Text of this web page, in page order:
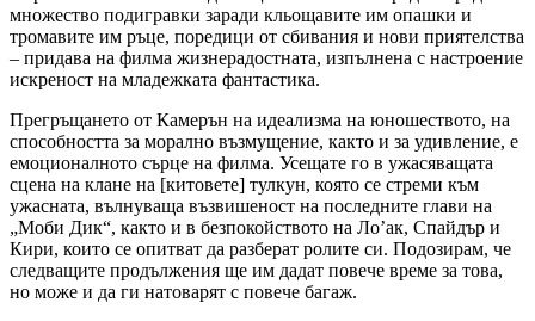
множество подигравки заради кльощавите им опашки и
тромавите им ръце, поредици от сбивания и нови приятелства
– придава на филма жизнерадостната, изпълнена с настроение
искреност на младежката фантастика.
Прегръщането от Камерън на идеализма на юношеството, на
способността за морално възмущение, както и за удивление, е
емоционалното сърце на филма. Усещате го в ужасяващата
сцена на клане на [китовете] тулкун, която се стреми към
ужасната, вълнуваща възвишеност на последните глави на
„Моби Дик“, както и в безпокойството на Ло’ак, Спайдър и
Кири, които се опитват да разберат ролите си. Подозирам, че
следващите продължения ще им дадат повече време за това,
но може и да ги натоварят с повече багаж.